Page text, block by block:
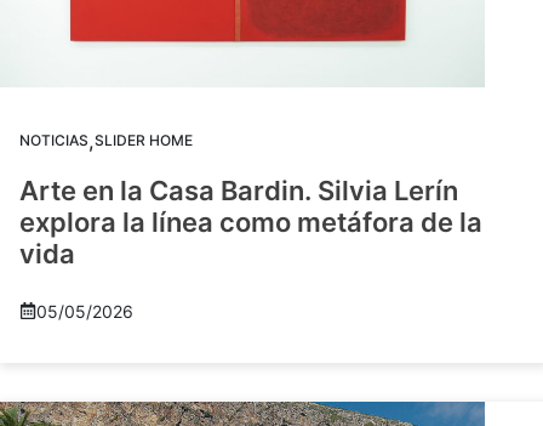
NOTICIAS,SLIDER HOME
Arte en la Casa Bardin. Silvia Lerín
explora la línea como metáfora de la
vida
05/05/2026